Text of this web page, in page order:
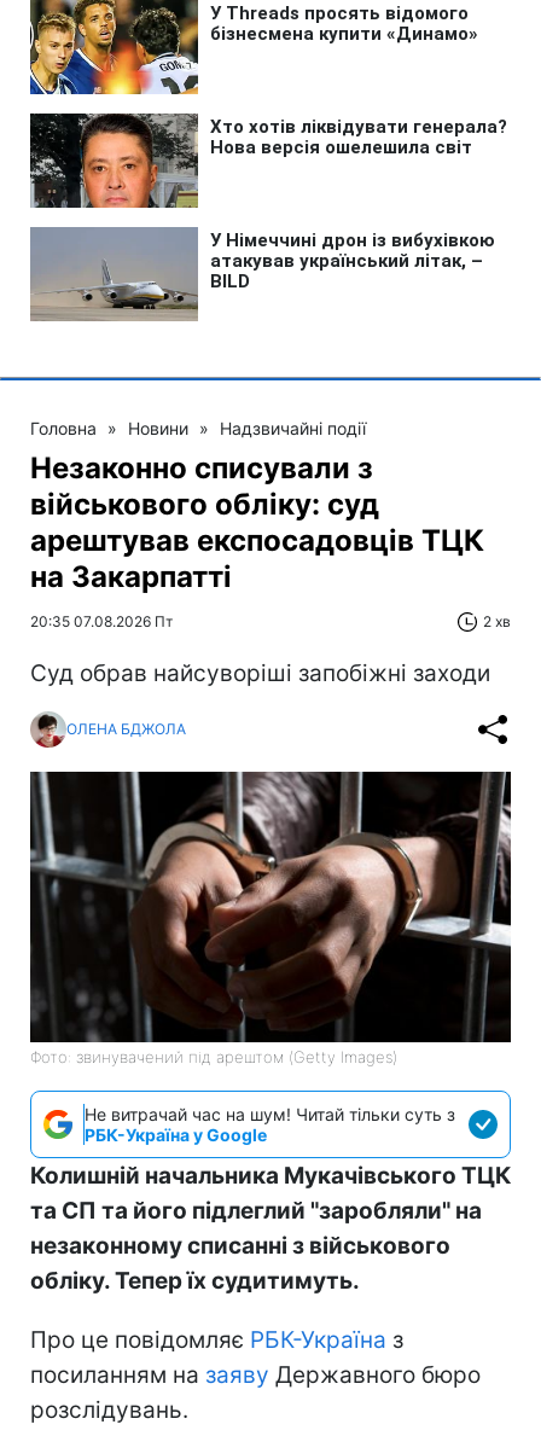
Головна » Новини » Надзвичайні події
Незаконно списували з
військового обліку: суд
арештував експосадовців ТЦК
на Закарпатті
20:35 07.08.2026 Пт 2 хв
Суд обрав найсуворіші запобіжні заходи
ОЛЕНА БДЖОЛА
Фото: звинувачений під арештом (Getty Images)
Не витрачай час на шум! Читай тільки суть з
РБК-Україна у Google
Колишній начальника Мукачівського ТЦК
та СП та його підлеглий "заробляли" на
незаконному списанні з військового
обліку. Тепер їх судитимуть.
Про це повідомляє РБК-Україна з
посиланням на заяву Державного бюро
розслідувань.